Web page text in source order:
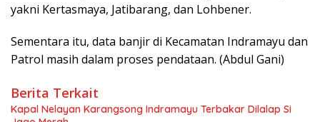
yakni Kertasmaya, Jatibarang, dan Lohbener.
Sementara itu, data banjir di Kecamatan Indramayu dan
Patrol masih dalam proses pendataan. (Abdul Gani)
Berita Terkait
Kapal Nelayan Karangsong Indramayu Terbakar Dilalap Si